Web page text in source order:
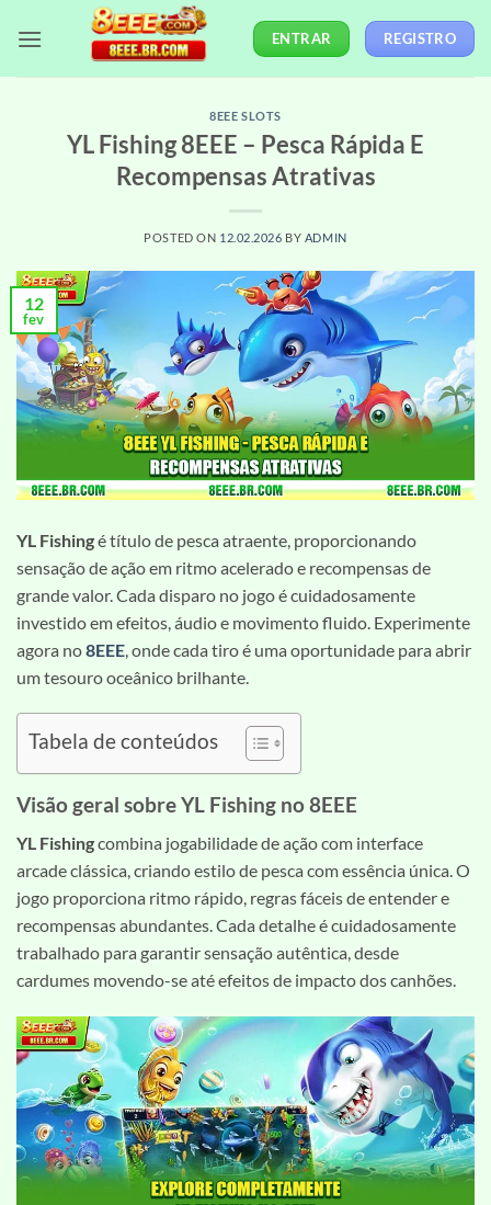
ENTRAR REGISTRO
8EEE SLOTS
YL Fishing 8EEE – Pesca Rápida E
Recompensas Atrativas
POSTED ON 12.02.2026 BY ADMIN
12
fev
YL Fishingé título de pesca atraente, proporcionando
sensação de ação em ritmo acelerado e recompensas de
grande valor. Cada disparo no jogo é cuidadosamente
investido em efeitos, áudio e movimento fluido. Experimente
agora no8EEE , onde cada tiro é uma oportunidade para abrir
um tesouro oceânico brilhante.
Tabela de conteúdos
Visão geral sobre YL Fishing no 8EEE
YL Fishingcombina jogabilidade de ação com interface
arcade clássica, criando estilo de pesca com essência única. O
jogo proporciona ritmo rápido, regras fáceis de entender e
recompensas abundantes. Cada detalhe é cuidadosamente
trabalhado para garantir sensação autêntica, desde
cardumes movendo-se até efeitos de impacto dos canhões.